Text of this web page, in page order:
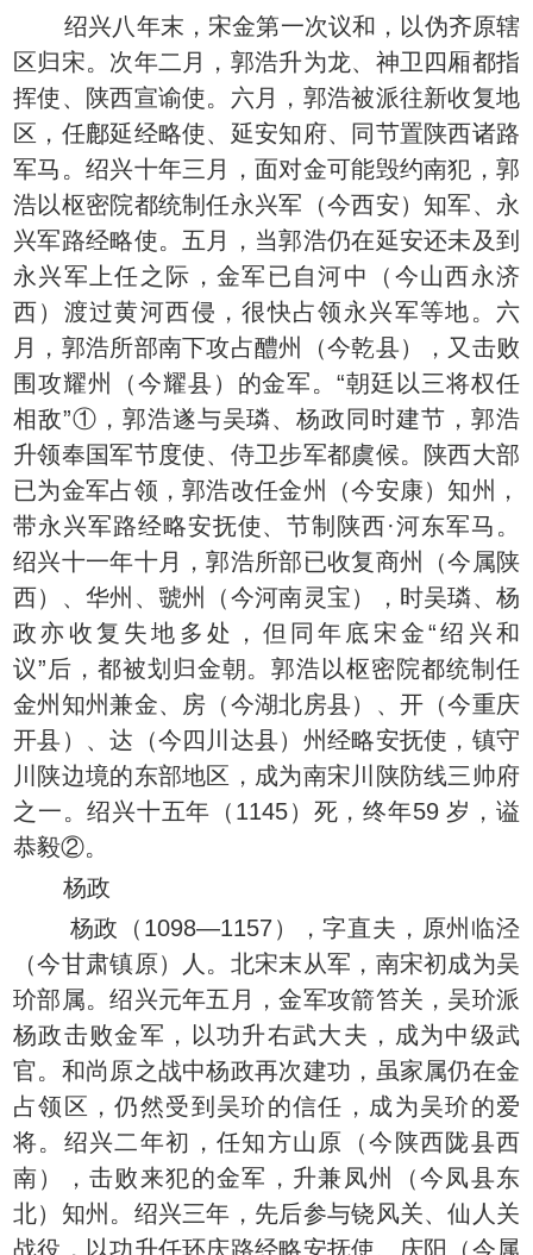
绍兴八年末，宋金第一次议和，以伪齐原辖
区归宋。次年二月，郭浩升为龙、神卫四厢都指
挥使、陕西宣谕使。六月，郭浩被派往新收复地
区，任鄜延经略使、延安知府、同节置陕西诸路
军马。绍兴十年三月，面对金可能毁约南犯，郭
浩以枢密院都统制任永兴军（今西安）知军、永
兴军路经略使。五月，当郭浩仍在延安还未及到
永兴军上任之际，金军已自河中（今山西永济
西）渡过黄河西侵，很快占领永兴军等地。六
月，郭浩所部南下攻占醴州（今乾县），又击败
围攻耀州（今耀县）的金军。“朝廷以三将权任
相敌”①，郭浩遂与吴璘、杨政同时建节，郭浩
升领奉国军节度使、侍卫步军都虞候。陕西大部
已为金军占领，郭浩改任金州（今安康）知州，
带永兴军路经略安抚使、节制陕西·河东军马。
绍兴十一年十月，郭浩所部已收复商州（今属陕
西）、华州、虢州（今河南灵宝），时吴璘、杨
政亦收复失地多处，但同年底宋金“绍兴和
议”后，都被划归金朝。郭浩以枢密院都统制任
金州知州兼金、房（今湖北房县）、开（今重庆
开县）、达（今四川达县）州经略安抚使，镇守
川陕边境的东部地区，成为南宋川陕防线三帅府
之一。绍兴十五年（1145）死，终年59 岁，谥
恭毅②。
杨政
杨政（1098—1157），字直夫，原州临泾
（今甘肃镇原）人。北宋末从军，南宋初成为吴
玠部属。绍兴元年五月，金军攻箭笞关，吴玠派
杨政击败金军，以功升右武大夫，成为中级武
官。和尚原之战中杨政再次建功，虽家属仍在金
占领区，仍然受到吴玠的信任，成为吴玠的爱
将。绍兴二年初，任知方山原（今陕西陇县西
南），击败来犯的金军，升兼凤州（今凤县东
北）知州。绍兴三年，先后参与铙风关、仙人关
战役，以功升任环庆路经略安抚使、庆阳（今属